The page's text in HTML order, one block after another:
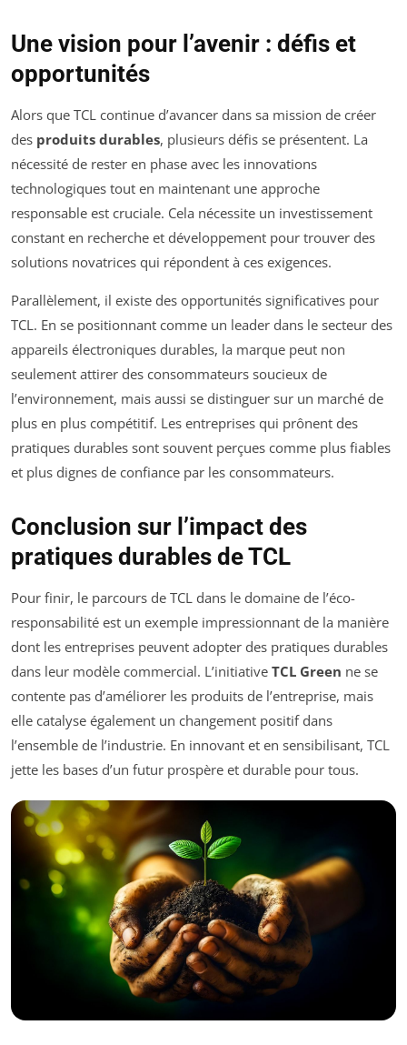
Une vision pour l’avenir : défis et
opportunités
Alors que TCL continue d’avancer dans sa mission de créer
des produits durables, plusieurs défis se présentent. La
nécessité de rester en phase avec les innovations
technologiques tout en maintenant une approche
responsable est cruciale. Cela nécessite un investissement
constant en recherche et développement pour trouver des
solutions novatrices qui répondent à ces exigences.
Parallèlement, il existe des opportunités significatives pour
TCL. En se positionnant comme un leader dans le secteur des
appareils électroniques durables, la marque peut non
seulement attirer des consommateurs soucieux de
l’environnement, mais aussi se distinguer sur un marché de
plus en plus compétitif. Les entreprises qui prônent des
pratiques durables sont souvent perçues comme plus fiables
et plus dignes de confiance par les consommateurs.
Conclusion sur l’impact des
pratiques durables de TCL
Pour finir, le parcours de TCL dans le domaine de l’éco-
responsabilité est un exemple impressionnant de la manière
dont les entreprises peuvent adopter des pratiques durables
dans leur modèle commercial. L’initiative TCL Green ne se
contente pas d’améliorer les produits de l’entreprise, mais
elle catalyse également un changement positif dans
l’ensemble de l’industrie. En innovant et en sensibilisant, TCL
jette les bases d’un futur prospère et durable pour tous.